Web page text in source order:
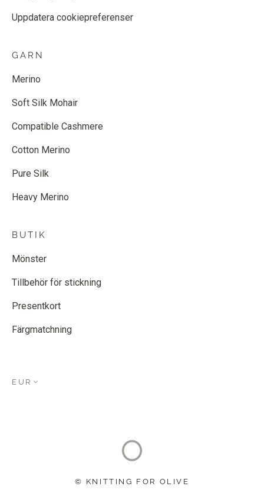
Uppdatera cookiepreferenser
GARN
Merino
Soft Silk Mohair
Compatible Cashmere
Cotton Merino
Pure Silk
Heavy Merino
BUTIK
Mönster
Tillbehör för stickning
Presentkort
Färgmatchning
EUR
© KNITTING FOR OLIVE